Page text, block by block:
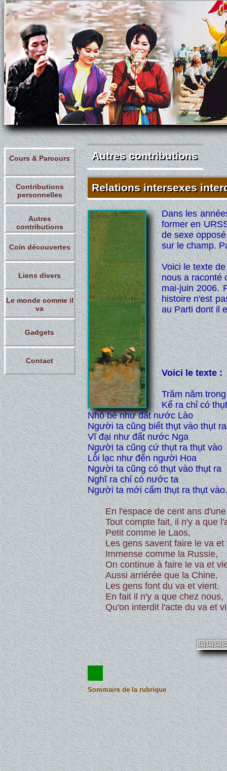
Cours & Parcours
Contributions
personnelles
Autres
contributions
Coin découvertes
Liens divers
Le monde comme il
va
Gadgets
Contact
Autres contributions
Autres contributions
Relations intersexes
Relations intersexes
Dans les
former en
de sexe
sur le champ.
Voici le texte
nous a raconté
mai-juin 2006.
histoire n'est
au Parti dont il
Voici le texte :
Trăm năm
Kể ra chỉ có
Nhỏ bé như đất nước Lào
Người ta cũng biết thụt vào thụt ra
Vĩ đại như đất nước Nga
Người ta cũng cứ thụt ra thụt vào
Lỗi lạc như đến người Hoa
Người ta cũng có thụt vào thụt ra
Nghĩ ra chỉ có nước ta
Người ta mới cấm thụt ra thụt vào.
En l'espace de cent ans
Tout compte fait, il n'y a que
Petit comme le Laos,
Les gens savent faire le va et
Immense comme la Russie,
On continue à faire le va et
Aussi arriérée que la Chine,
Les gens font du va et vient.
En fait il n'y a que chez nous,
Qu'on interdit l'acte du va et
Sommaire de la rubrique